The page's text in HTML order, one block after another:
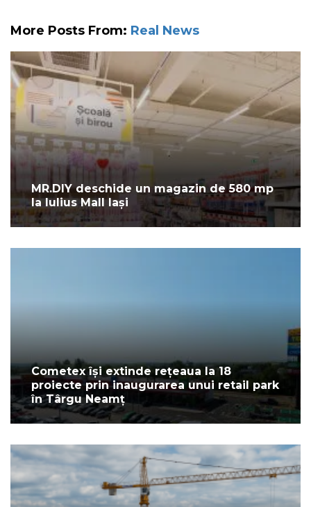
More Posts From: Real News
MR.DIY deschide un magazin de 580 mp
la Iulius Mall Iași
Cometex își extinde rețeaua la 18
proiecte prin inaugurarea unui retail park
în Târgu Neamț